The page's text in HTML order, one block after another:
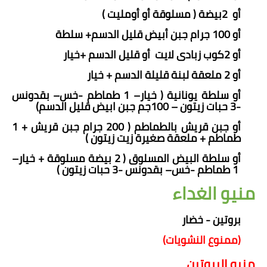
أو 2بيضة ( مسلوقة أو أومليت )
أو 100 جرام جبن أبيض قليل الدسم+ سلطة
أو 2كوب زبادى لايت أو قليل الدسم +خيار
أو 2 ملعقة لبنة قليلة الدسم + خيار
أو سلطة يونانية ( خيار– 1 طماطم -خس– بقدونس
-3 حبات زيتون – 100جم جبن ابيض قليل الدسم)
أو جبن قريش بالطماطم ( 200 جرام جبن قريش + 1
طماطم + ملعقة صغيرة زيت زيتون )
أو سلطة البيض المسلوق ( 2 بيضة مسلوقة + خيار–
منيو الغداء
بروتين - خضار
(ممنوع النشويات)